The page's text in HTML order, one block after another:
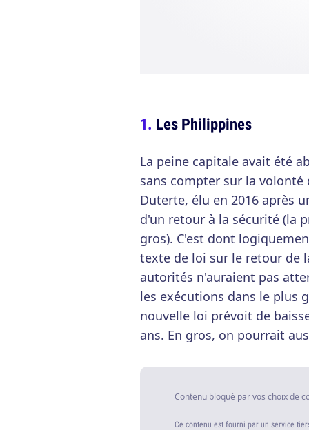
Les Philippines
La peine capitale avait été
sans compter sur la
Duterte, élu en 2016 après
d'un retour à la sécurité (la
gros). C'est dont
texte de loi sur le retour de
autorités n'auraient pas
les exécutions dans le plus
nouvelle loi prévoit de
ans. En gros, on pourrait
Contenu bloqué par vos choix de
Ce contenu est fourni par un service